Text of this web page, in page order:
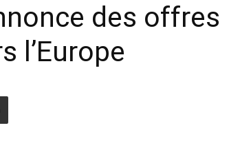
des offres
l’Europe